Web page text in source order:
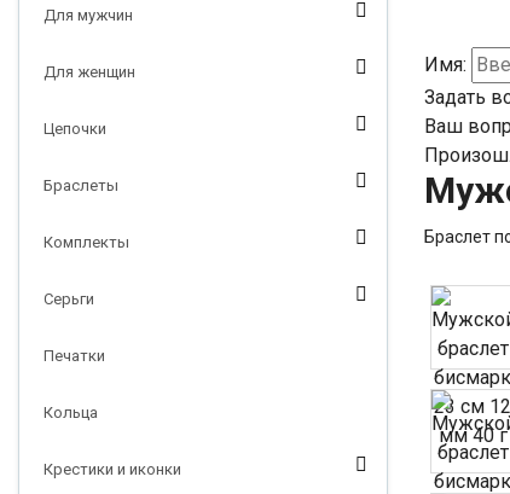
Для мужчин
Для женщин
Цепочки
Браслеты
Комплекты
Серьги
Печатки
Кольца
Крестики и иконки
Имя:
Задать
Ваш
Браслет